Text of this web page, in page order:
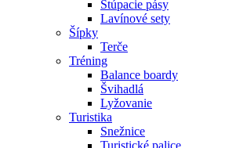
Stúpacie pásy
Lavínové sety
Šípky
Terče
Tréning
Balance boardy
Švihadlá
Lyžovanie
Turistika
Snežnice
Turistické palice